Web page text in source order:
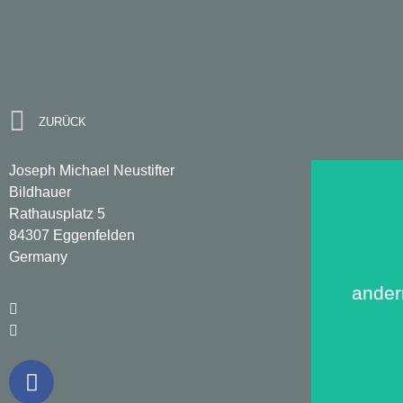
ZURÜCK
Joseph Michael Neustifter
Bildhauer
Rathausplatz 5
84307 Eggenfelden
Germany